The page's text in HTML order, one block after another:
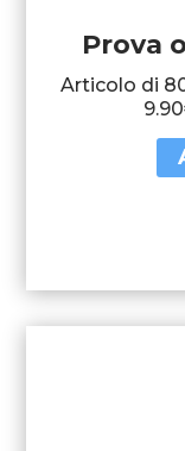
Prova
Articolo di